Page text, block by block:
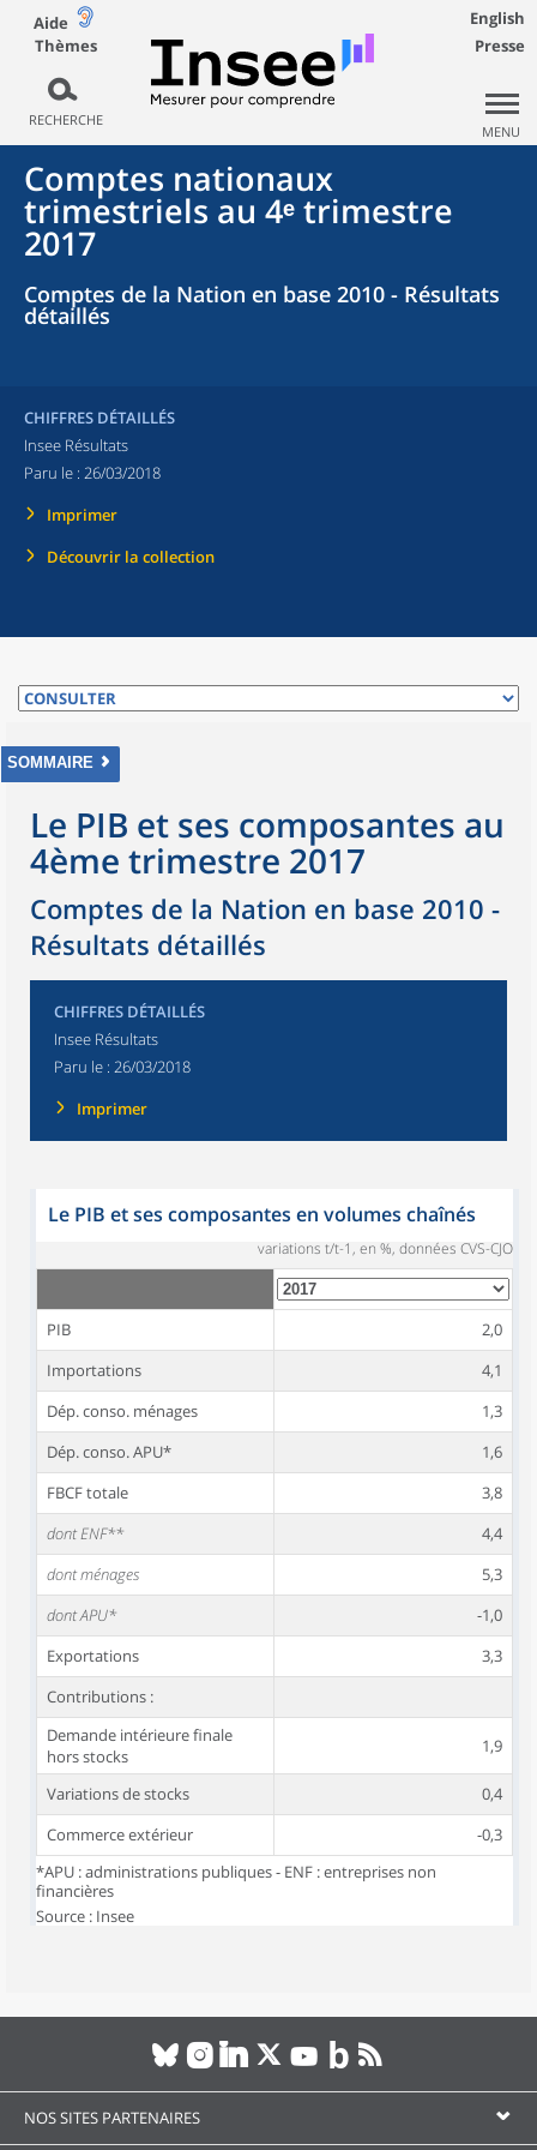
Aide
Thèmes
RECHERCHE
English
Presse
MENU
Comptes nationaux
trimestriels au 4ᵉ trimestre
2017
Comptes de la Nation en base 2010 - Résultats
détaillés
CHIFFRES DÉTAILLÉS
Insee Résultats
Paru le : 26/03/2018
Imprimer
Découvrir la collection
SOMMAIRE
Le PIB et ses composantes au
4ème trimestre 2017
Comptes de la Nation en base 2010 -
Résultats détaillés
CHIFFRES DÉTAILLÉS
Insee Résultats
Paru le : 26/03/2018
Imprimer
Le PIB et ses composantes en volumes chaînés
variations t/t-1, en %, données CVS-CJO
PIB
2,0
Importations
4,1
Dép. conso. ménages
1,3
Dép. conso. APU*
1,6
FBCF totale
3,8
dont ENF**
4,4
dont ménages
5,3
dont APU*
-1,0
Exportations
3,3
Contributions :
Demande intérieure finale
hors stocks
1,9
Variations de stocks
0,4
Commerce extérieur
-0,3
*APU : administrations publiques - ENF : entreprises non
financières
Source : Insee
NOS SITES PARTENAIRES